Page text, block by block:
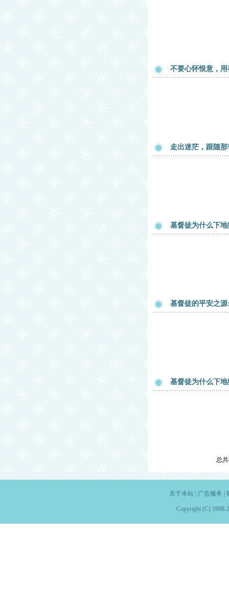
不要心怀恨意，
走出迷茫，跟随
基督徒为什么下
基督徒的平安之
基督徒为什么下
总
关于本站| 广告服务
Copyright (C) 1998-